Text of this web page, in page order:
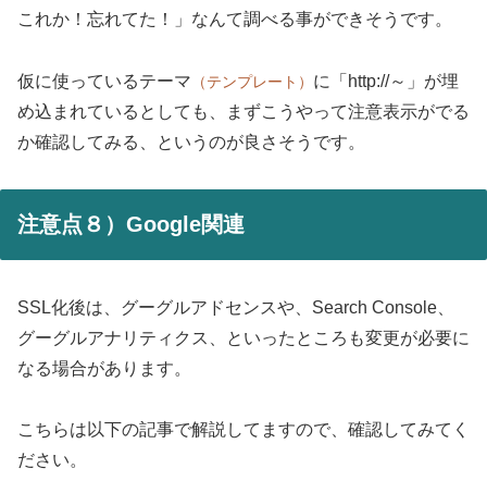
これか！忘れてた！」なんて調べる事ができそうです。
仮に使っているテーマ （テンプレート） に「http://～」が埋
め込まれているとしても、まずこうやって注意表示がでる
か確認してみる、というのが良さそうです。
注意点８）Google関連
SSL化後は、グーグルアドセンスや、Search Console、
グーグルアナリティクス、といったところも変更が必要に
なる場合があります。
こちらは以下の記事で解説してますので、確認してみてく
ださい。